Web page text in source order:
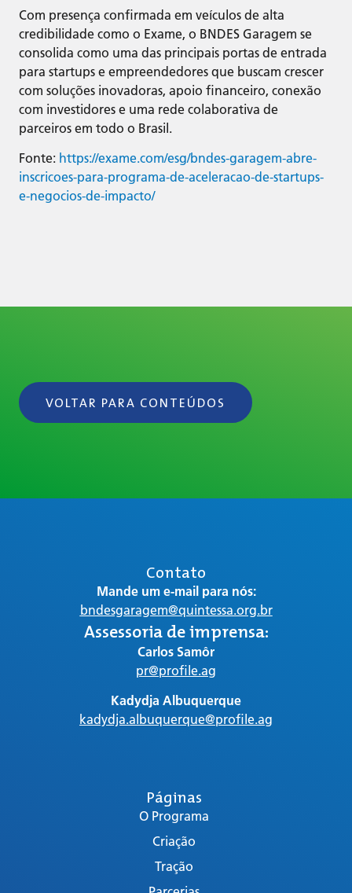
Com presença confirmada em veículos de alta
credibilidade como o Exame, o BNDES Garagem se
consolida como uma das principais portas de entrada
para startups e empreendedores que buscam crescer
com soluções inovadoras, apoio financeiro, conexão
com investidores e uma rede colaborativa de
parceiros em todo o Brasil.
Fonte: https://exame.com/esg/bndes-garagem-abre-
inscricoes-para-programa-de-aceleracao-de-startups-
e-negocios-de-impacto/
VOLTAR PARA CONTEÚDOS
Páginas
O Programa
Criação
Tração
Contato
Mande um e-mail para nós:
bndesgaragem@quintessa.org.br
Assessoria de imprensa:
Carlos Samôr
pr@profile.ag
Kadydja Albuquerque
kadydja.albuquerque@profile.ag